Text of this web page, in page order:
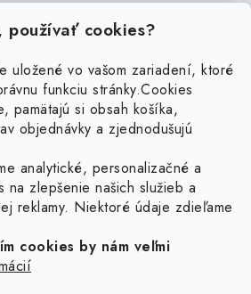
používať cookies?
uložené vo vašom zariadení, ktoré
funkciu stránky.Cookies
pamätajú si obsah košíka,
objednávky a zjednodušujú
analytické, personalizačné a
na zlepšenie našich služieb a
reklamy. Niektoré údaje zdieľame
cookies by nám veľmi